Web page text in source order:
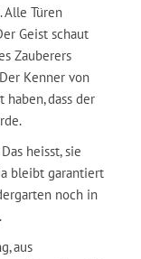
Türen
Geist schaut
Zauberers
Kenner von
dass der
heisst, sie
bleibt garantiert
noch in
aus